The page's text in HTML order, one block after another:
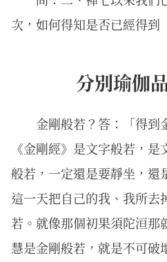
次，如何得知是否已經得到
分別瑜伽
金剛般若？答：「得到
《金剛經》是文字般若，
般若，一定還是要靜坐，還
這一天把自己的我、我所去
若。就像那個初果須陀洹那
慧是金剛般若，就是不可破